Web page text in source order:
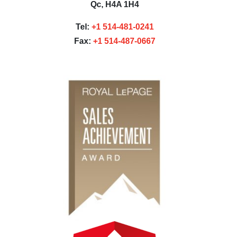
Qc, H4A 1H4
Tel: +1 514-481-0241
Fax: +1 514-487-0667